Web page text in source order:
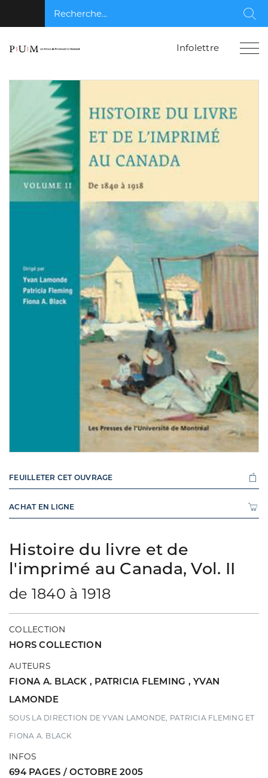
Recherche...
Infolettre
Histoire du livre et de
l'imprimé au Canada, Vol. II
de 1840 à 1918
COLLECTION
HORS COLLECTION
AUTEURS
FIONA A. BLACK , PATRICIA FLEMING , YVAN
LAMONDE
SOUS LA DIRECTION DE YVAN LAMONDE, PATRICIA FLEMING ET
FIONA A. BLACK
INFOS
694 PAGES / OCTOBRE 2005
FEUILLETER CET OUVRAGE
ACHAT EN LIGNE